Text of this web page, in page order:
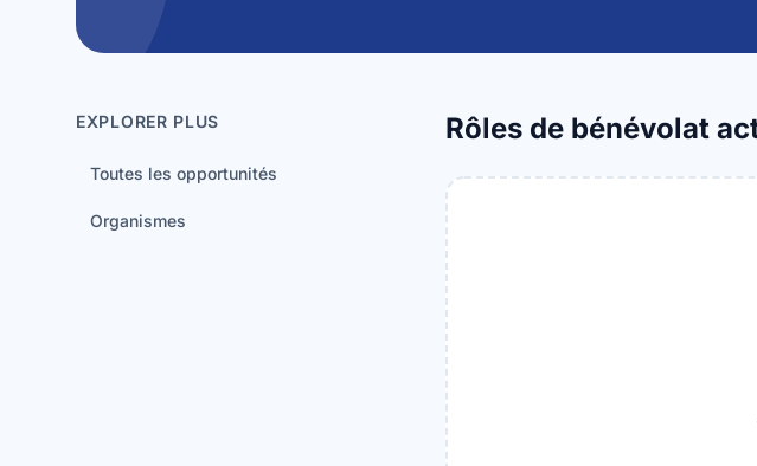
EXPLORER PLUS
Toutes les opportunités
Organismes
Rôles de bénévolat